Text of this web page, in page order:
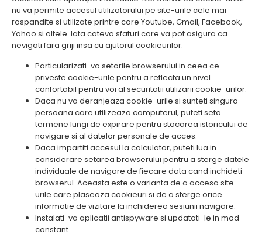
nu va permite accesul utilizatorului pe site-urile cele mai
raspandite si utilizate printre care Youtube, Gmail, Facebook,
Yahoo si altele. Iata cateva sfaturi care va pot asigura ca
nevigati fara griji insa cu ajutorul cookieurilor:
Particularizati-va setarile browserului in ceea ce
priveste cookie-urile pentru a reflecta un nivel
confortabil pentru voi al securitatii utilizarii cookie-urilor.
Daca nu va deranjeaza cookie-urile si sunteti singura
persoana care utilizeaza computerul, puteti seta
termene lungi de expirare pentru stocarea istoricului de
navigare si al datelor personale de acces.
Daca impartiti accesul la calculator, puteti lua in
considerare setarea browserului pentru a sterge datele
individuale de navigare de fiecare data cand inchideti
browserul. Aceasta este o varianta de a accesa site-
urile care plaseaza cookieuri si de a sterge orice
informatie de vizitare la inchiderea sesiunii navigare.
Instalati-va aplicatii antispyware si updatati-le in mod
constant.